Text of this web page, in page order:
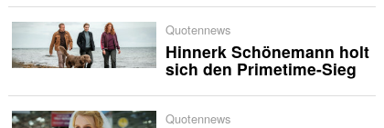
Quotennews
Hinnerk Schönemann holt
sich den Primetime-Sieg
Quotennews